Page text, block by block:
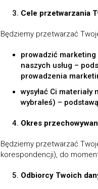
Cele przetwarzania
Będziemy przetwarzać
prowadzić
naszych usług –
prowadzenia
wysyłać Ci
wybrałeś) –
Okres
Będziemy przetwarzać
korespondencji), do
Odbiorcy Twoich